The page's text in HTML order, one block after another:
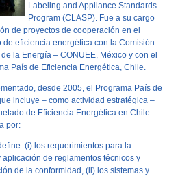
Labeling and Appliance Standards
Program (CLASP). Fue a su cargo
de proyectos de cooperación en el
eficiencia energética con la Comisión
la Energía – CONUEE, México y con el
País de Eficiencia Energética, Chile.
desde 2005, el Programa País de
incluye – como actividad estratégica –
de Eficiencia Energética en Chile
por:
(i) los requerimientos para la
de reglamentos técnicos y
de la conformidad, (ii) los sistemas y